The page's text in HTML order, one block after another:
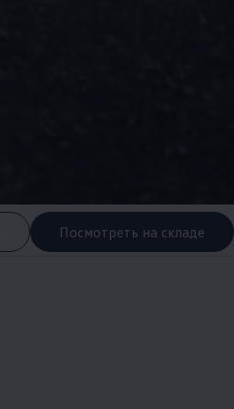
Посмотреть на складе